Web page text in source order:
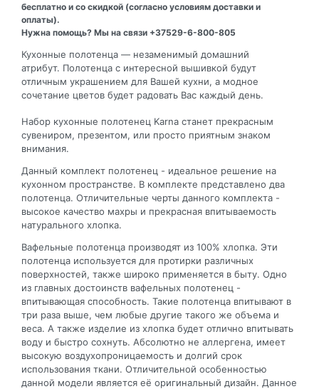
бесплатно и со скидкой (согласно условиям доставки и
оплаты).
Нужна помощь? Мы на связи +37529-6-800-805
Кухонные полотенца — незаменимый домашний
атрибут. Полотенца с интересной вышивкой будут
отличным украшением для Вашей кухни, а модное
сочетание цветов будет радовать Вас каждый день.
Набор кухонные полотенец Karna станет прекрасным
сувениром, презентом, или просто приятным знаком
внимания.
Данный комплект полотенец - идеальное решение на
кухонном пространстве. В комплекте представлено два
полотенца. Отличительные черты данного комплекта -
высокое качество махры и прекрасная впитываемость
натурального хлопка.
Вафельные полотенца производят из 100% хлопка. Эти
полотенца используется для протирки различных
поверхностей, также широко применяется в быту. Одно
из главных достоинств вафельных полотенец -
впитывающая способность. Такие полотенца впитывают в
три раза выше, чем любые другие такого же объема и
веса. А также изделие из хлопка будет отлично впитывать
воду и быстро сохнуть. Абсолютно не аллергена, имеет
высокую воздухопроницаемость и долгий срок
использования ткани. Отличительной особенностью
данной модели является её оригинальный дизайн. Данное